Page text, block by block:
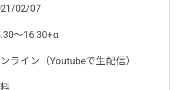
02/07
～16:30+α
ライン（Youtubeで生配信）